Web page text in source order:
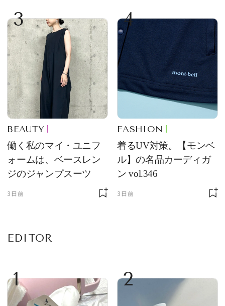
をレビュー。【それい
け！ 良品ハンター】
3
BEAUTY
働く私のマイ・ユニフ
ォームは、ベースレン
ジのジャンプスーツ
3日前
4
FASHION
着るUV対策。【モンベ
ル】の名品カーディガ
ン vol.346
3日前
EDITOR
1 2